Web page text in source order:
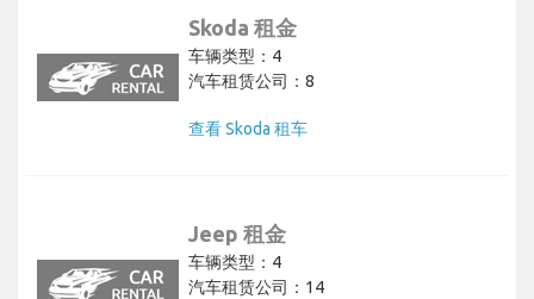
Skoda 租金
车辆类型：4
汽车租赁公司：8
查看 Skoda 租车
Jeep 租金
车辆类型：4
汽车租赁公司：14